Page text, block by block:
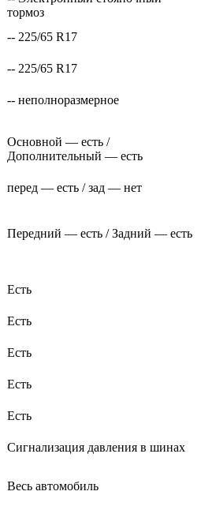
тормоз
-- 225/65 R17
-- 225/65 R17
-- неполноразмерное
Основной — есть /
Дополнительный — есть
перед — есть / зад — нет
Передний — есть / Задний — есть
Есть
Есть
Есть
Есть
Есть
Сигнализация давления в шинах
Весь автомобиль